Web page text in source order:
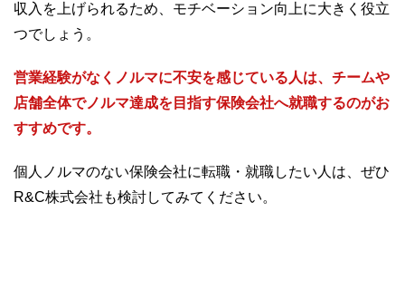
収入を上げられるため、モチベーション向上に大きく役立
つでしょう。
営業経験がなくノルマに不安を感じている人は、チームや
店舗全体でノルマ達成を目指す保険会社へ就職するのがお
すすめです。
個人ノルマのない保険会社に転職・就職したい人は、ぜひ
R&C株式会社も検討してみてください。